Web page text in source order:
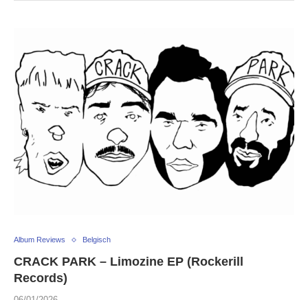
Album Reviews Belgisch
CRACK PARK – Limozine EP (Rockerill
Records)